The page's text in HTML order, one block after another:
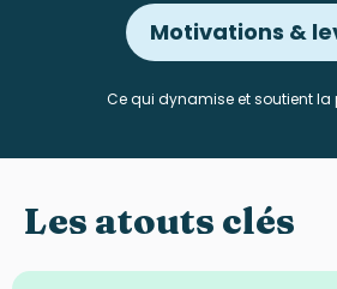
Motivations &
Ce qui dynamise et soutient la
Les atouts clés